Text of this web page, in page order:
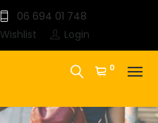
06 694 01 748
Wishlist Login
0